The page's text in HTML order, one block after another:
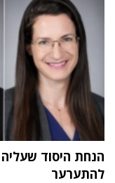
הנחת היסוד
להתערער